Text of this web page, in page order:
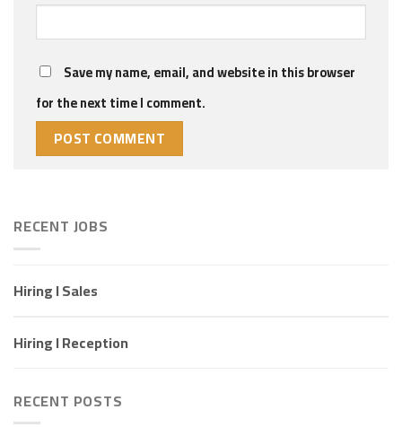
Save my name, email, and website in this browser
for the next time I comment.
RECENT JOBS
Hiring I Sales
Hiring I Reception
RECENT POSTS